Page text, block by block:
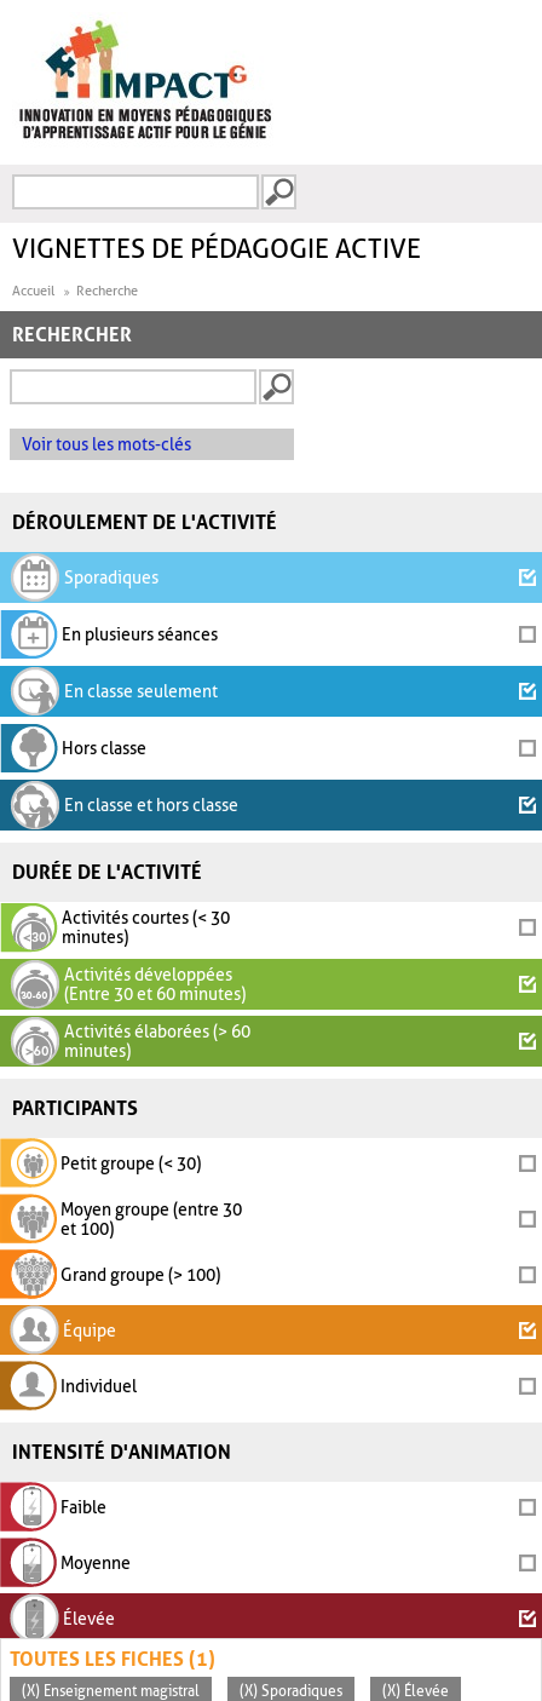
FORMULAIRE DE
VIGNETTES DE PÉDAGOGIE ACTIVE
Accueil Recherche
RECHERCHER
Voir tous les mots-clés
DÉROULEMENT DE L'ACTIVITÉ
Sporadiques
En plusieurs séances
En classe seulement
Hors classe
En classe et hors classe
DURÉE DE L'ACTIVITÉ
Activités courtes (< 30
minutes)
Activités développées
(Entre 30 et 60 minutes)
Activités élaborées (> 60
minutes)
PARTICIPANTS
Petit groupe (< 30)
Moyen groupe (entre 30
et 100)
Grand groupe (> 100)
Équipe
Individuel
INTENSITÉ D'ANIMATION
Faible
Moyenne
Élevée
TOUTES LES FICHES (1)
(X) Enseignement magistral (X) Sporadiques (X) Élevée